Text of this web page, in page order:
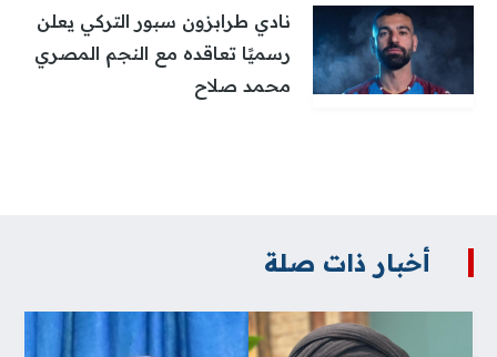
نادي طرابزون سبور التركي يعلن
رسميًا تعاقده مع النجم المصري
محمد صلاح
أخبار ذات صلة